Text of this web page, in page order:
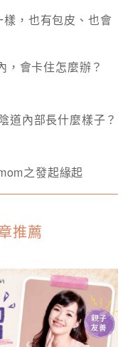
，也有包皮、也會
，會卡住怎麼辦？
道內部長什麼樣子？
之發起緣起
推薦